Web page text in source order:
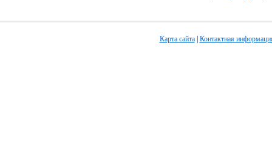
Карта сайта| Контактная